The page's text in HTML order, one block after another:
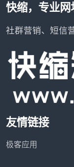
快缩，专业网
社群营销、短信
友情链接
极客应用